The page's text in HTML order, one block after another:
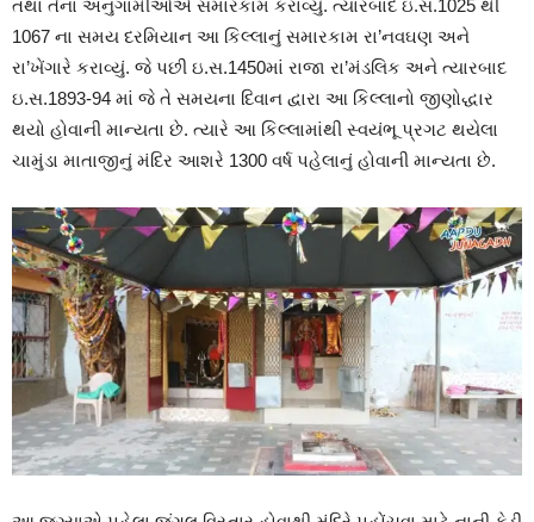
તથા તેના અનુગામીઓએ સમારકામ કરાવ્યું. ત્યારબાદ ઇ.સ.1025 થી
1067 ના સમય દરમિયાન આ કિલ્લાનું સમારકામ રા’નવઘણ અને
રા’ખેંગારે કરાવ્યું. જે પછી ઇ.સ.1450માં રાજા રા’મંડલિક અને ત્યારબાદ
ઇ.સ.1893-94 માં જે તે સમયના દિવાન દ્વારા આ કિલ્લાનો જીણોદ્ધાર
થયો હોવાની માન્યતા છે. ત્યારે આ કિલ્લામાંથી સ્વયંભૂ પ્રગટ થયેલા
ચામુંડા માતાજીનું મંદિર આશરે 1300 વર્ષ પહેલાનું હોવાની માન્યતા છે.